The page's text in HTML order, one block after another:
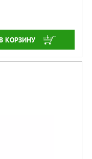
ЗАКАЗАТЬ